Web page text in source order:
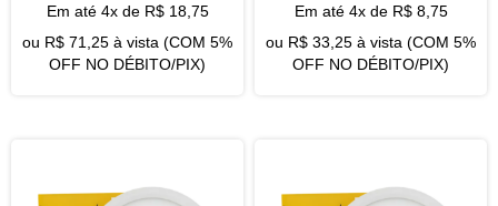
Em até 4x de R$18,75
ou R$ 71,25 à vista (COM 5%
OFF NO DÉBITO/PIX)
Em até 4x de R$8,75
ou R$ 33,25 à vista (COM 5%
OFF NO DÉBITO/PIX)